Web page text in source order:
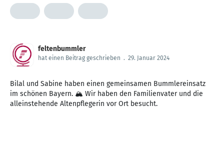
feltenbummler
hat einen Beitrag geschrieben . 29. Januar 2024
Bilal und Sabine haben einen gemeinsamen Bummlereinsatz
im schönen Bayern. 🏔️ Wir haben den Familienvater und die
alleinstehende Altenpflegerin vor Ort besucht.